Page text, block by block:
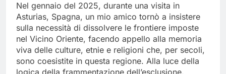
Nel gennaio del 2025, durante una visita in
Asturias, Spagna, un mio amico tornò a insistere
sulla necessità di dissolvere le frontiere imposte
nel Vicino Oriente, facendo appello alla memoria
viva delle culture, etnie e religioni che, per secoli,
sono coesistite in questa regione. Alla luce della